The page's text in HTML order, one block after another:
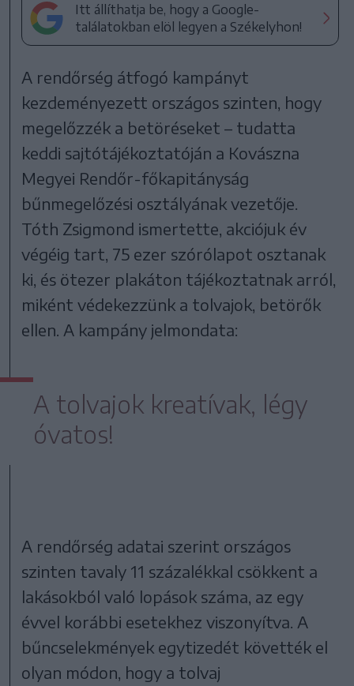
Itt állíthatja be, hogy a Google-
találatokban elöl legyen a Székelyhon!
A rendőrség átfogó kampányt
kezdeményezett országos szinten, hogy
megelőzzék a betöréseket – tudatta
keddi sajtótájékoztatóján a Kovászna
Megyei Rendőr-főkapitányság
bűnmegelőzési osztályának vezetője.
Tóth Zsigmond ismertette, akciójuk év
végéig tart, 75 ezer szórólapot osztanak
ki, és ötezer plakáton tájékoztatnak arról,
miként védekezzünk a tolvajok, betörők
ellen. A kampány jelmondata:
A tolvajok kreatívak, légy
óvatos!
A rendőrség adatai szerint országos
szinten tavaly 11 százalékkal csökkent a
lakásokból való lopások száma, az egy
évvel korábbi esetekhez viszonyítva. A
bűncselekmények egytizedét követték el
olyan módon, hogy a tolvaj